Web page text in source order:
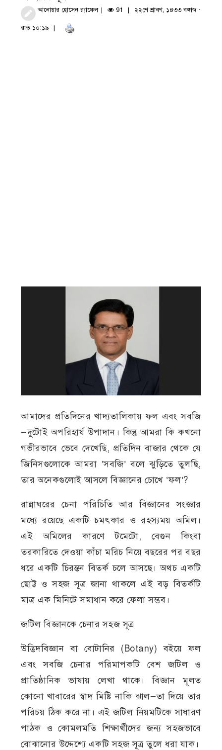
আনোয়ার হোসেন র‍্যাফেল 91 ২২শে শ্রাবণ, ১৪৩৩ বঙ্গাব্দ ·
রাত ১০:১৯
আমাদের প্রতিদিনের খাদ্যতালিকায় ফল এবং সবজি
—দুটোই অপরিহার্য উপাদান। কিন্তু আমরা কি কখনো
গভীরভাবে ভেবে দেখেছি, প্রতিদিন বাজার থেকে যে
জিনিসগুলোকে আমরা ‘সবজি’ বলে ঝুড়িতে তুলছি,
তার অনেকগুলোই আসলে বিজ্ঞানের চোখে ‘ফল’?
রান্নাঘরের চেনা পরিচিতি আর বিজ্ঞানের সংজ্ঞার
মধ্যে রয়েছে একটি চমৎকার ও রহস্যময় অমিল।
এই অমিলের কারণে টমেটো, বেগুন কিংবা
তরকারিতে দেওয়া কাঁচা মরিচ নিয়ে বছরের পর বছর
ধরে একটি চিরন্তন বিতর্ক চলে আসছে। অথচ একটি
ছোট্ট ও সহজ সূত্র জানা থাকলে এই বড় বিতর্কটি
মাত্র এক মিনিটে সমাধান করে ফেলা সম্ভব।
জটিল বিজ্ঞানকে চেনার সহজ সূত্র
উদ্ভিদবিজ্ঞান বা বোটানির (Botany) বইয়ে ফল
এবং সবজি চেনার পরিমাপকটি বেশ জটিল ও
প্রাতিষ্ঠানিক ভাষায় লেখা থাকে। বিজ্ঞান মূলত
কোনো খাবারের স্বাদ মিষ্টি নাকি ঝাল—তা দিয়ে তার
পরিচয় ঠিক করে না। এই জটিল নিয়মটিকে সাধারণ
পাঠক ও কোমলমতি শিক্ষার্থীদের জন্য সহজভাবে
বোঝানোর উদ্দেশ্যে একটি সহজ সূত্র তুলে ধরা যাক।